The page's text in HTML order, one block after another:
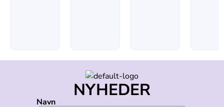
NYHEDER
Navn